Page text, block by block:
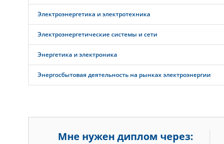
Электроэнергетика и электротехника
Электроэнергетические системы и сети
Энергетика и электроника
Энергосбытовая деятельность на рынках электроэнергии
Мне нужен диплом через: